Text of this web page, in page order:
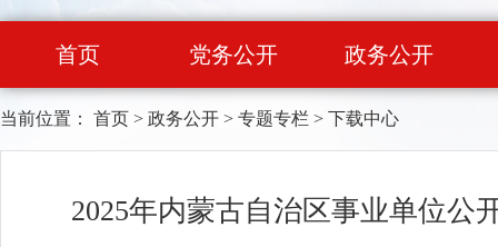
首页 党务公开 政务公开
当前位置： 首页 > 政务公开 > 专题专栏 > 下载中心
2025年内蒙古自治区事业单位公